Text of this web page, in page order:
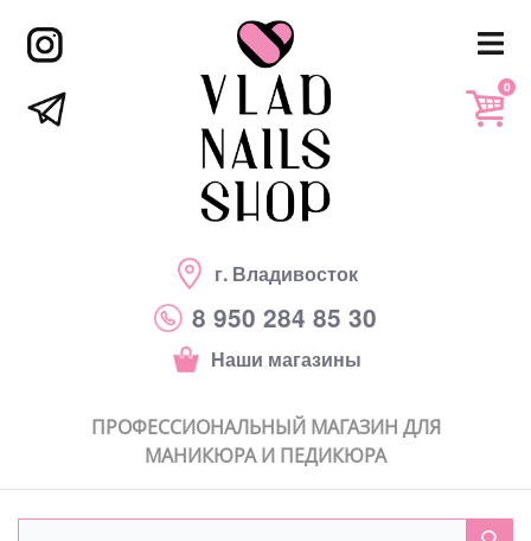
г. Владивосток
8 950 284 85 30
Наши магазины
0
ПРОФЕССИОНАЛЬНЫЙ МАГАЗИН ДЛЯ
МАНИКЮРА И ПЕДИКЮРА